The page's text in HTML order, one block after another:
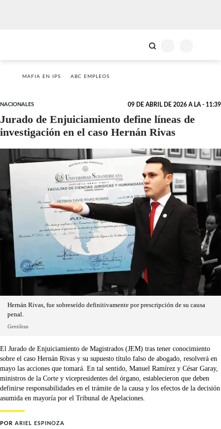
MAFIA EN IPS ABC EMPLEOS
NACIONALES 09 DE ABRIL DE 2026 A LA - 11:39
Jurado de Enjuiciamiento define líneas de
investigación en el caso Hernán Rivas
Hernán Rivas, fue sobreseído definitivamente por prescripción de su causa
penal.
Gentileza
El Jurado de Enjuiciamiento de Magistrados (JEM) tras tener conocimiento
sobre el caso Hernán Rivas y su supuesto título falso de abogado, resolverá en
mayo las acciones que tomará. En tal sentido, Manuel Ramírez y César Garay,
ministros de la Corte y vicepresidentes del órgano, establecieron que deben
definirse responsabilidades en el trámite de la causa y los efectos de la decisión
asumida en mayoría por el Tribunal de Apelaciones.
POR ARIEL ESPINOZA